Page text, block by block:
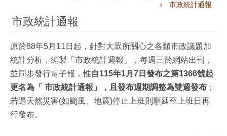
市政統計通報
市政統計通報
原於88年5月11日起，針對大眾所關心之各類市政議題加
統計分析，編製「市政統計週報」，每週三於網站出刊，
並同步發行電子報，惟自115年1月7日發布之第1366號起
更名為「 市政統計通報」，且發布週期調整為雙週發布 ；
若遇天然災害(如颱風、地震)停止上班則順延至上班日再
行發布。